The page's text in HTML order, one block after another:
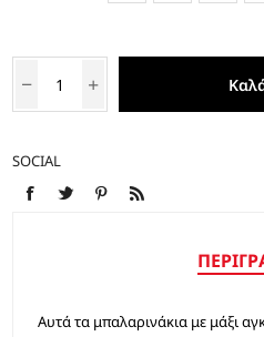
SOCIAL
Αυτά τα μπαλαρινάκια με μάξι